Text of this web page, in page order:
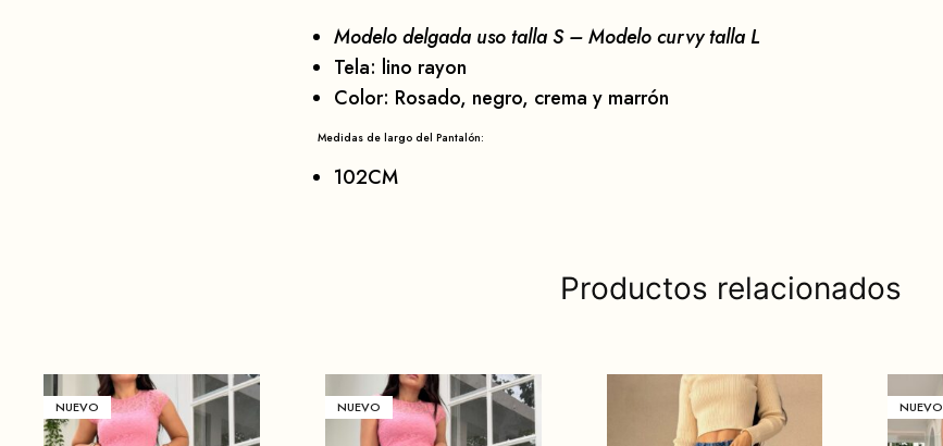
Modelo delgada uso talla S – Modelo curvy talla L
Tela: lino rayon
Color: Rosado, negro, crema y marrón
Medidas de largo del Pantalón:
102CM
Productos relacionados
NUEVO NUEVO NUEVO